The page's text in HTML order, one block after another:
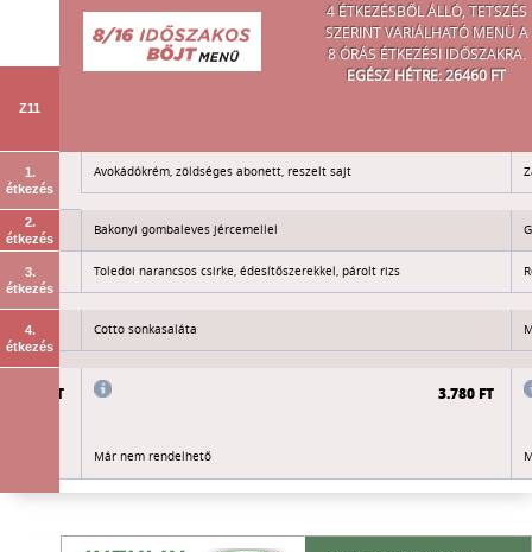
4 ÉTKEZÉSBŐL ÁLLÓ, TETSZÉS
SZERINT VARIÁLHATÓ MENÜ A
8 ÓRÁS ÉTKEZÉSI IDŐSZAKRA.
EGÉSZ HÉTRE: 26460 FT
Z11
1.
étkezés
teljes Avokádókrém, zöldséges abonett, reszelt sajt
2.
étkezés
Bakonyi gombaleves jércemellel
3.
étkezés
Toledoi narancsos csirke, édesítőszerekkel, párolt rizs
4.
étkezés
Cotto sonkasaláta
3.780 FT 3.780 FT
Már nem rendelhető